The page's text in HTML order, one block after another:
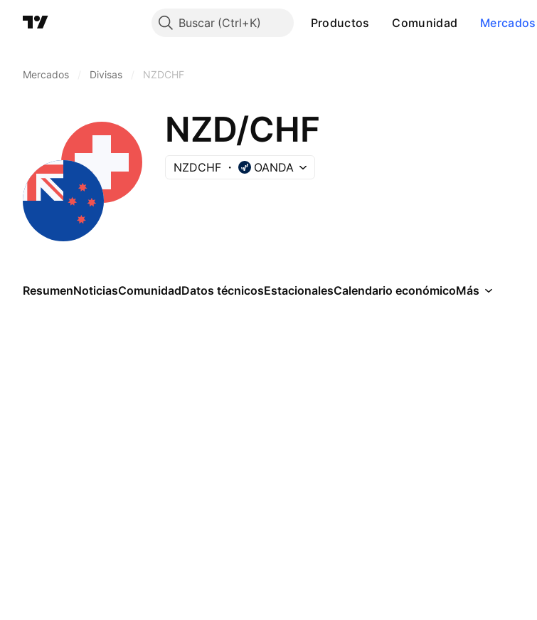
Buscar Productos Comunidad Mercados
Mercados Divisas NZDCHF
NZD/CHF
NZDCHF OANDA
ResumenNoticiasComunidadDatos técnicosEstacionalesCalendario económicoMás